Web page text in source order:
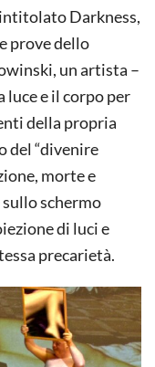
Darkness,
prove dello
un artista –
luce e il corpo per
della propria
del “divenire
morte e
schermo
di luci e
precarietà.